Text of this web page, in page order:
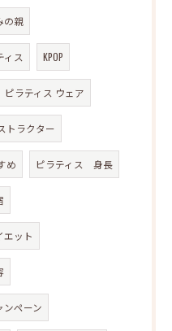
の親
ィス KPOP
ピラティス ウェア
トラクター
め ピラティス 身長
ット
ペーン